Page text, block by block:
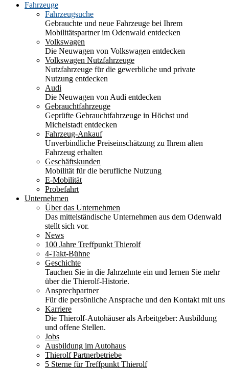
Fahrzeuge
Fahrzeugsuche
Gebrauchte und neue Fahrzeuge bei Ihrem
Mobilitätspartner im Odenwald entdecken
Volkswagen
Die Neuwagen von Volkswagen entdecken
Volkswagen Nutzfahrzeuge
Nutzfahrzeuge für die gewerbliche und private
Nutzung entdecken
Audi
Die Neuwagen von Audi entdecken
Gebrauchtfahrzeuge
Geprüfte Gebrauchtfahrzeuge in Höchst und
Michelstadt entdecken
Fahrzeug-Ankauf
Unverbindliche Preiseinschätzung zu Ihrem alten
Fahrzeug erhalten
Geschäftskunden
Mobilität für die berufliche Nutzung
E-Mobilität
Probefahrt
Unternehmen
Über das Unternehmen
Das mittelständische Unternehmen aus dem Odenwald
stellt sich vor.
News
100 Jahre Treffpunkt Thierolf
4-Takt-Bühne
Geschichte
Tauchen Sie in die Jahrzehnte ein und lernen Sie mehr
über die Thierolf-Historie.
Ansprechpartner
Für die persönliche Ansprache und den Kontakt mit uns
Karriere
Die Thierolf-Autohäuser als Arbeitgeber: Ausbildung
und offene Stellen.
Jobs
Ausbildung im Autohaus
Thierolf Partnerbetriebe
5 Sterne für Treffpunkt Thierolf